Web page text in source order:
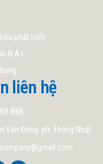
phát triển
H.A.I
liên hệ
888
Văn Đồng, ph. Thống Nhất